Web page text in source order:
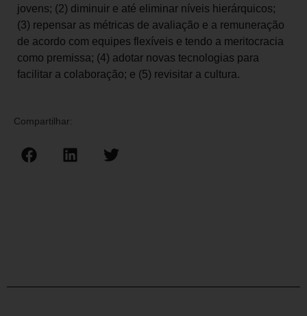
jovens; (2) diminuir e até eliminar níveis hierárquicos;
(3) repensar as métricas de avaliação e a remuneração
de acordo com equipes flexíveis e tendo a meritocracia
como premissa; (4) adotar novas tecnologias para
facilitar a colaboração; e (5) revisitar a cultura.
Compartilhar: